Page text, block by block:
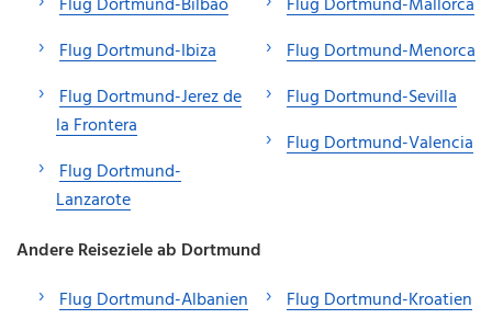
Flug Dortmund-Ibiza
Flug Dortmund-Jerez de
la Frontera
Flug Dortmund-
Lanzarote
Flug Dortmund-Menorca
Flug Dortmund-Sevilla
Flug Dortmund-Valencia
Andere Reiseziele ab Dortmund
Flug Dortmund-Albanien
Flug Dortmund-Kroatien